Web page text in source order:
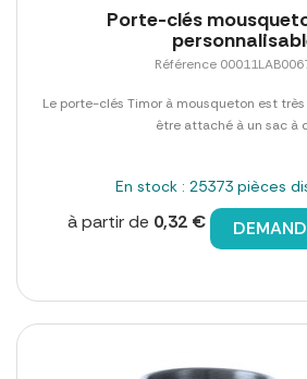
Porte-clés
Référence
Le porte-clés Timor à mousqueton est
être attaché à un sac à
En stock : 25373 pièces
à partir de 0,32 €